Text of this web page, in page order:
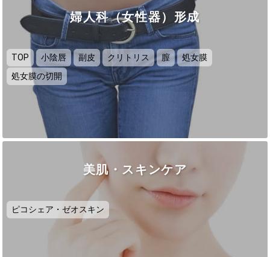
婦人科（女性器）形成
TOP 小陰唇 副皮 クリトリス 膣
処女膜
処女膜の切開
美肌・スキンケア
ピコシェア・ゼオスキン